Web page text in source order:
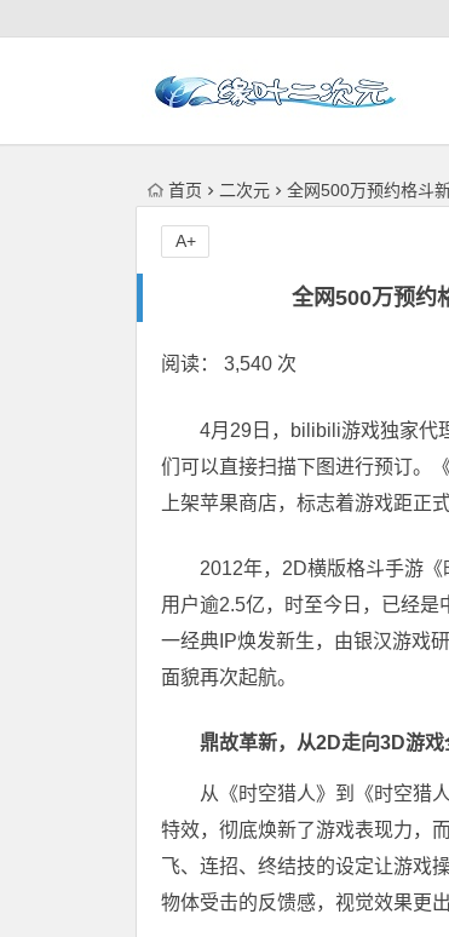
首页 二次元 全网500万预约格斗
全网500万预约
A+
阅读： 3,540 次
4月29日，bilibili游戏独家代
们可以直接扫描下图进行预订。
上架苹果商店，标志着游戏距正
2012年，2D横版格斗手游
用户逾2.5亿，时至今日，已经是
一经典IP焕发新生，由银汉游戏
面貌再次起航。
鼎故革新，从2D走向3D游戏
从《时空猎人》到《时空猎
特效，彻底焕新了游戏表现力，
飞、连招、终结技的设定让游戏
物体受击的反馈感，视觉效果更出